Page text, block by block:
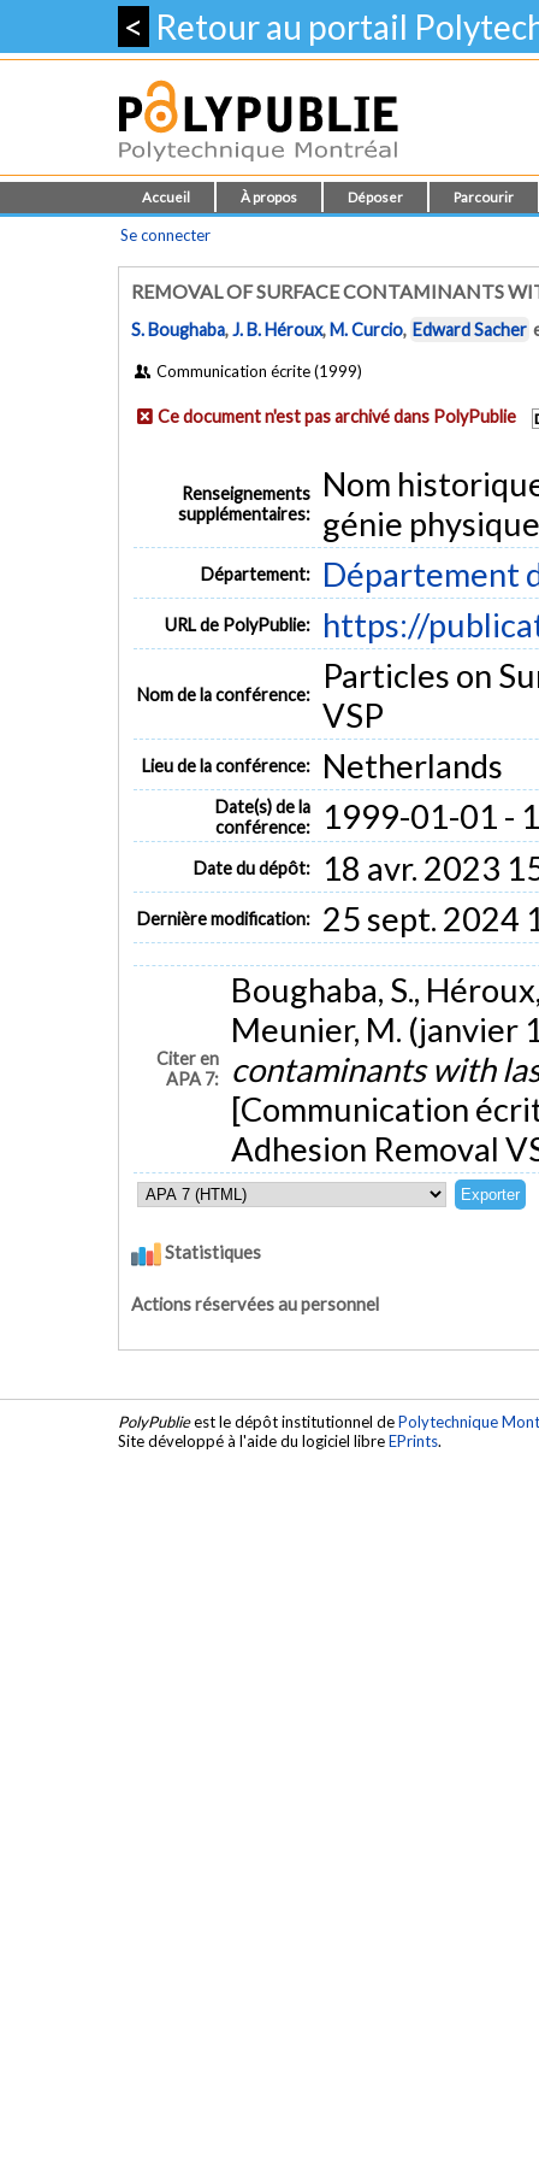
< Retour au portail
Accueil À propos Déposer Parcourir
Se connecter
REMOVAL OF SURFACE CONTAMINANTS
S. Boughaba,J. B. Héroux,M. Curcio, Edward Sacher
Communication écrite (1999)
Ce document n'est pas archivé dans PolyPublie
Renseignements
supplémentaires:
Nom
génie
Département: Département
URL de PolyPublie: https://
Nom de la conférence:
Particles on
VSP
Lieu de la conférence: Netherlands
Date(s) de la
conférence:
1999-01-01 -
Date du dépôt: 18 avr. 2023
Dernière modification: 25 sept. 2024
Citer en
APA 7:
Boughaba, S.,
Meunier, M. (janvier
contaminants with
[Communication
Adhesion Removal
Statistiques
Actions réservées au personnel
PolyPublieest le dépôt institutionnel dePolytechnique
Site développé à l'aide du logiciel libreEPrints.